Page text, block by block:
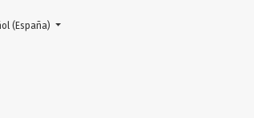
en primer año universitario: voces
el idioma. El actual es:
(España)